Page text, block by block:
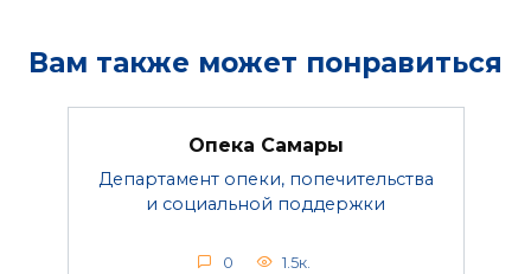
Вам также может понравиться
Опека Самары
Департамент опеки, попечительства
и социальной поддержки
0 1.5к.